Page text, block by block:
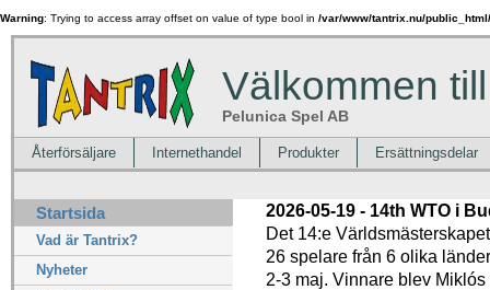
Warning: Trying to access array offset on value of type bool in /var/www/tantrix.nu/
Välkommen
Pelunica Spel AB
Återförsäljare Internethandel Produkter Ersättningsdelar
Startsida
Vad är Tantrix?
Nyheter
2026-05-19 - 14th WTO i
Det 14:e
26 spelare från 6 olika
2-3 maj. Vinnare blev